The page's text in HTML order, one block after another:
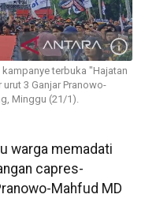
terbuka "Hajatan
3 Ganjar Pranowo-
Minggu (21/1).
warga memadati
capres-
Mahfud MD